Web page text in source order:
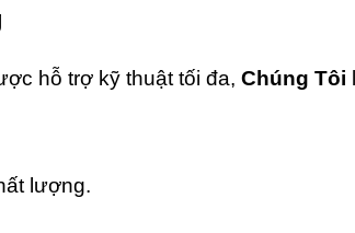
hỗ trợ kỹ thuật tối đa, Chúng Tôi
lượng.